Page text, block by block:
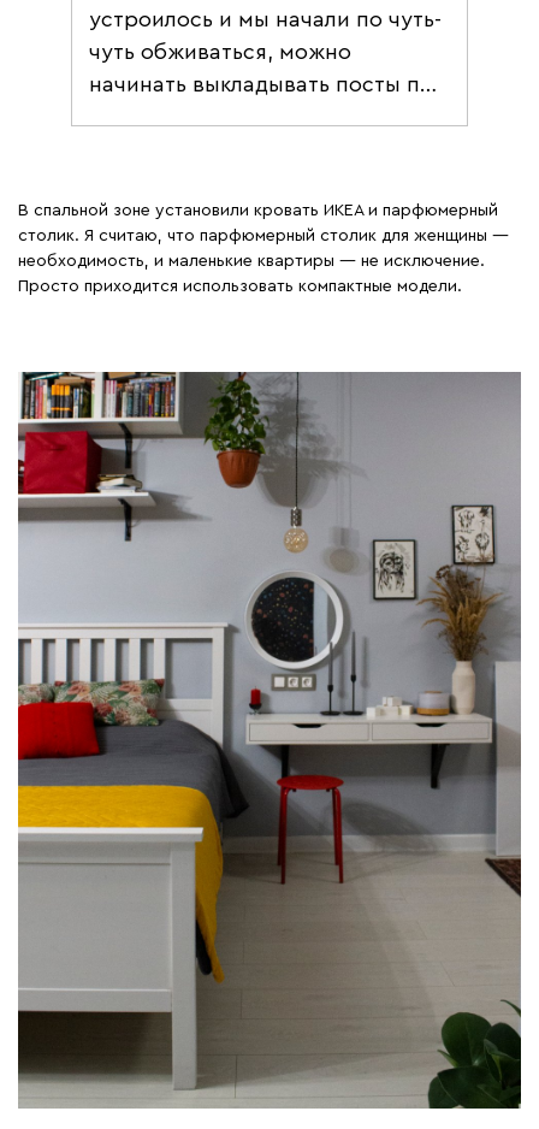
устроилось и мы начали по чуть-
чуть обживаться, можно
начинать выкладывать посты про
интересного-про материалы,
которые использовались в
ремонте, про компании и
гнать в шею, про кухонные
компании ( для них наверное
вообще придётся писать около 3
постов, жуть что у нас в
Воронеже творится с
кухнями)....отдельно буду писать
про декор🎏, санузел🛁, что
обязательно нужно сделать в
студии🛋, а чего следует
избегать при ремонте ...и
конечно же на что стоит
потратить деньги и не экономить
💸 На фото диван заказан из
Москвы компании
@official_divan.ru -потрясающий,
не пожалела что заплатила за
доставку и подождала 2 неделе.
Большой, удобной,
потрясающего цвета,
раскладывается в двуспальную
несомненно понравился нашей
Зарине🤣ножки из светлого бука,
В спальной зоне установили кровать ИКЕА и парфюмерный
столик. Я считаю, что парфюмерный столик для женщины —
необходимость, и маленькие квартиры — не исключение.
Просто приходится использовать компактные модели.